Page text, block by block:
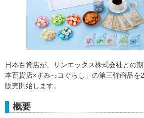
日本百貨店が、サンエックス株式会社との
本百貨店×すみっコぐらし」の第三弾商品を
販売開始します。
概要